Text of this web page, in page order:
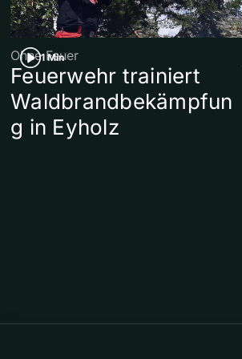
1 Min
Ohne Feuer
Feuerwehr trainiert
Waldbrandbekämpfun
g in Eyholz